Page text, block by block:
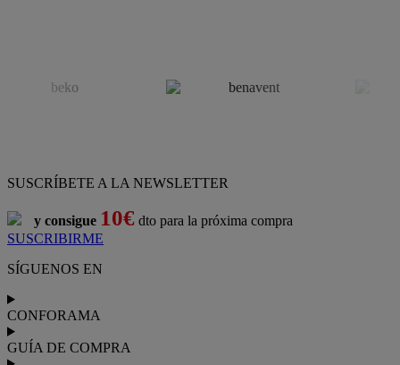
SUSCRÍBETE A LA NEWSLETTER
y consigue 10€ dto para la próxima compra
SUSCRIBIRME
SÍGUENOS EN
CONFORAMA
GUÍA DE COMPRA